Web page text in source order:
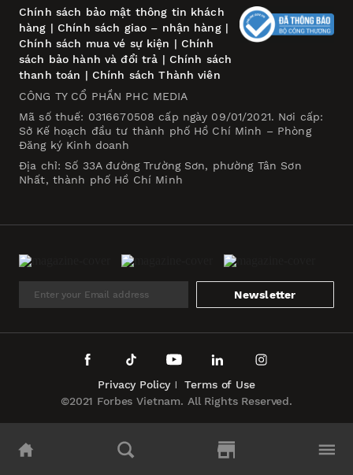
Chính sách bảo mật thông tin khách
hàng | Chính sách giao – nhận hàng|
Chính sách mua vé sự kiện | Chính
sách bảo hành và đổi trả | Chính sách
thanh toán | Chính sách Thành viên
CÔNG TY CỔ PHẦN PHC MEDIA
Mã số thuế: 0316670508 cấp ngày 09/01/2021. Nơi cấp:
Sở Kế hoạch đầu tư thành phố Hồ Chí Minh – Phòng
Đăng ký Kinh doanh
Địa chỉ: Số 33A đường Trường Sơn, phường Tân Sơn
Nhất, thành phố Hồ Chí Minh
Newsletter
©2021 Forbes Vietnam. All Rights Reserved.
Privacy Policy Terms of Use